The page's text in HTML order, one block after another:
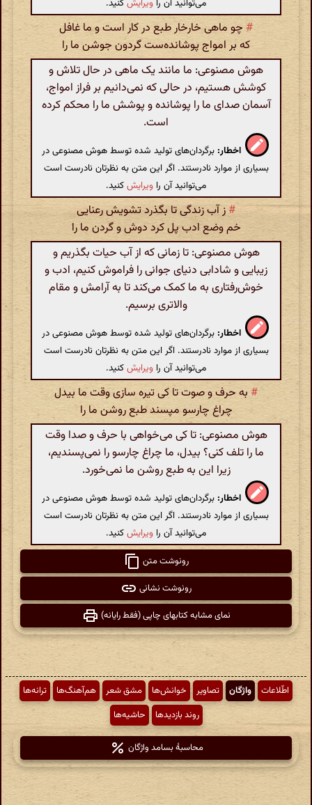
می‌توانید آن را ویرایشکنید.
# چو ماهی خارخار طبع در کار است و ما غافل
که بر امواج پوشانده‌ست گردون جوشن ما را
هوش مصنوعی: ما مانند یک ماهی در حال تلاش و
کوشش هستیم، در حالی که نمی‌دانیم بر فراز امواج،
آسمان صدای ما را پوشانده و پوشش ما را محکم کرده
است.
اخطار: برگردان‌های تولید شده توسط هوش مصنوعی در
بسیاری از موارد نادرستند. اگر این متن به نظرتان نادرست است
می‌توانید آن را ویرایشکنید.
# ز آب زندگی تا بگذرد تشویش رعنایی
خم وضع ادب پل کرد دوش و گردن ما را
هوش مصنوعی: تا زمانی که از آب حیات بگذریم و
زیبایی و شادابی دنیای جوانی را فراموش کنیم، ادب و
خوش‌رفتاری به ما کمک می‌کند تا به آرامش و مقام
والاتری برسیم.
اخطار: برگردان‌های تولید شده توسط هوش مصنوعی در
بسیاری از موارد نادرستند. اگر این متن به نظرتان نادرست است
می‌توانید آن را ویرایشکنید.
# به حرف و صوت تا کی تیره سازی وقت ما بیدل
چراغ چارسو مپسند طبع روشن ما را
هوش مصنوعی: تا کی می‌خواهی با حرف و صدا وقت
ما را تلف کنی؟ بیدل، ما چراغ چارسو را نمی‌پسندیم،
زیرا این به طبع روشن ما نمی‌خورد.
اخطار: برگردان‌های تولید شده توسط هوش مصنوعی در
بسیاری از موارد نادرستند. اگر این متن به نظرتان نادرست است
می‌توانید آن را ویرایشکنید.
رونوشت متن
رونوشت نشانی
نمای مشابه کتابهای چاپی (فقط رایانه)
اطّلاعات واژگان تصاویر خوانش‌ها مشق شعر هم‌آهنگ‌ها
ترانه‌ها
روند بازدیدها
حاشیه‌ها
محاسبهٔ بسامد واژگان